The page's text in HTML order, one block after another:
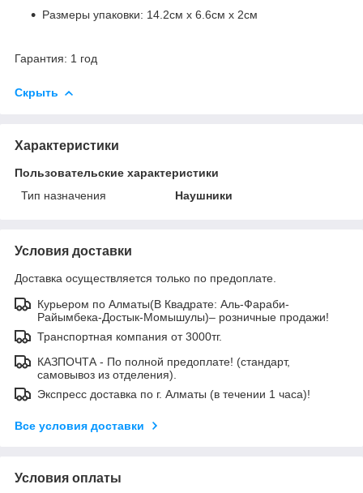
Размеры упаковки: 14.2см х 6.6см х 2см
Гарантия: 1 год
Скрыть
Характеристики
Пользовательские характеристики
Тип назначения
Наушники
Условия доставки
Доставка осуществляется только по предоплате.
Курьером по Алматы(В Квадрате: Аль-Фараби-
Райымбека-Достык-Момышулы)– розничные продажи!
Транспортная компания от 3000тг.
КАЗПОЧТА - По полной предоплате! (стандарт,
самовывоз из отделения).
Экспресс доставка по г. Алматы (в течении 1 часа)!
Все условия доставки
Условия оплаты